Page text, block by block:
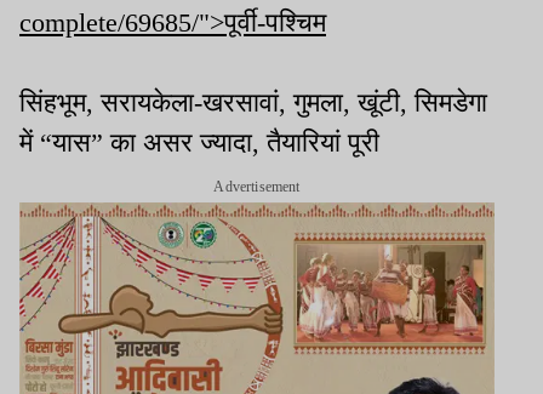
complete/69685/">पूर्वी-पश्चिम
सिंहभूम, सरायकेला-खरसावां, गुमला, खूंटी, सिमडेगा
में “यास” का असर ज्यादा, तैयारियां पूरी
Advertisement